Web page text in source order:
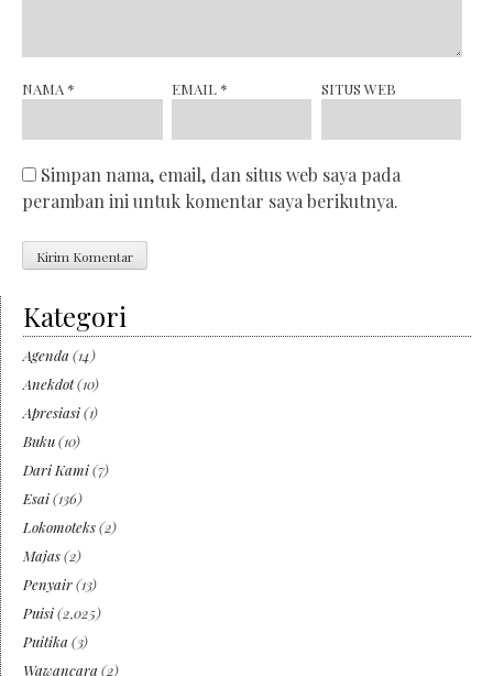
NAMA * EMAIL * SITUS WEB
Simpan nama, email, dan situs web saya pada
peramban ini untuk komentar saya berikutnya.
Kategori
Agenda (14)
Anekdot(10)
Apresiasi(1)
Buku(10)
Dari Kami(7)
Esai(136)
Lokomoteks(2)
Majas(2)
Penyair(13)
Puisi(2,025)
Puitika (3)
Wawancara (2)